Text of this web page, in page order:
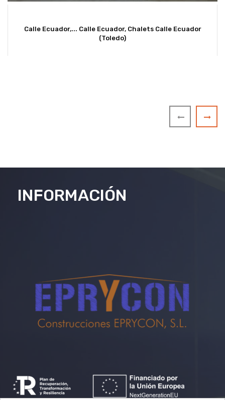
Calle Ecuador,... Calle Ecuador, Chalets Calle Ecuador
(Toledo)
INFORMACIÓN